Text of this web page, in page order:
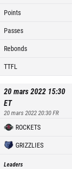
Points
Passes
Rebonds
TTFL
20 mars 2022 15:30
ET
20 mars 2022 20:30FR
ROCKETS
GRIZZLIES
Leaders